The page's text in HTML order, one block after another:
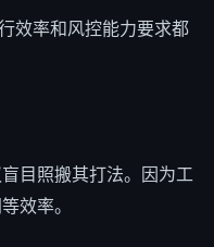
效率和风控能力要求都
目照搬其打法。因为工
效率。